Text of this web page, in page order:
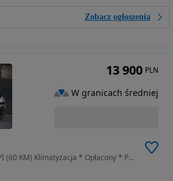
Zobacz ogłoszenia
999 cm3 • 60 KM • 1.0 MPI (60 KM) Klimatyzacja * Opłacony * Pisemna Gwarancja
13 900 PLN
W granicach średniej